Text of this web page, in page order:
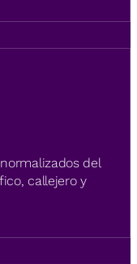
del
callejero y